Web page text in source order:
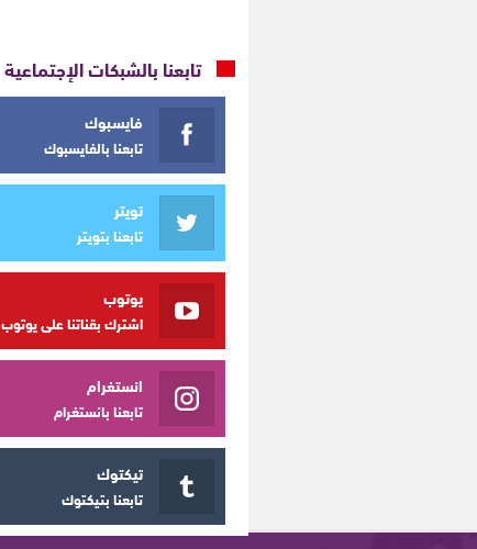
تابعنا بالشبكات الإجتماعية
فايسبوك
تابعنا بالفايسبوك
تويتر
تابعنا بتويتر
يوتوب
اشترك بقناتنا على يوتوب
انستغرام
تابعنا بانستغرام
تيكتوك
تابعنا بتيكتوك